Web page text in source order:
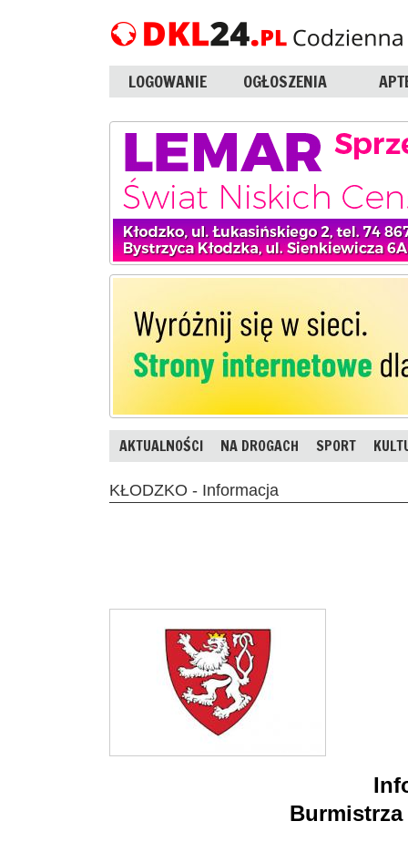
LOGOWANIE OGŁOSZENIA
AKTUALNOŚCI NA DROGACH SPORT
KŁODZKO - Informacja
Burmistrza